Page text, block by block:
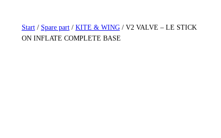
Start/ Spare part/ KITE & WING/ V2 VALVE – LE STICK
ON INFLATE COMPLETE BASE